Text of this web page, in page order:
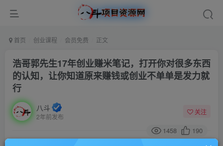
首页 创业课程 会员免费 正文
浩哥郭先生17年创业赚米笔记，打开你对很多东西
的认知，让你知道原来赚钱或创业不单单是发力就
行
八斗
2年前发布
关注
1458 190